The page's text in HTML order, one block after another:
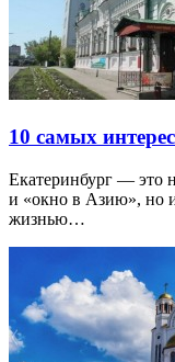
10 самых
Екатеринбург — это
и «окно в Азию», но
жизнью…